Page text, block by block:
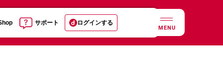
サポート ログインする
MENU